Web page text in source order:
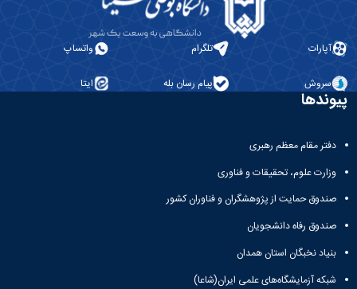
معاونت
معاونت
پژوهشی
معاونت
تکمیلی
آپارات تلگرام واتساپ
سروش پیام رسان بله ایتا
پیوندها
دفتر مقام معظم رهبری
وزارت علوم، تحقیقات و فناوری
صندوق حمایت از پژوهشگران و فناوران کشور
صندوق رفاه دانشجویان
بنیاد نخبگان استان همدان
شبکه آزمایشگاه‌های علمی ایران(شاعا)